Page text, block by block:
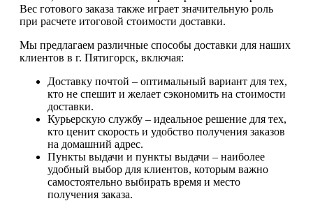
Вес готового заказа также играет значительную роль
при расчете итоговой стоимости доставки.
Мы предлагаем различные способы доставки для наших
клиентов в г. Пятигорск, включая:
Доставку почтой – оптимальный вариант для тех,
кто не спешит и желает сэкономить на стоимости
доставки.
Курьерскую службу – идеальное решение для тех,
кто ценит скорость и удобство получения заказов
на домашний адрес.
Пункты выдачи и пункты выдачи – наиболее
удобный выбор для клиентов, которым важно
самостоятельно выбирать время и место
получения заказа.